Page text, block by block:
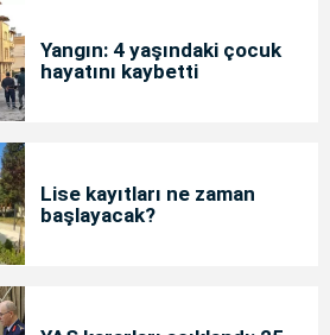
Yangın: 4 yaşındaki çocuk
hayatını kaybetti
Lise kayıtları ne zaman
başlayacak?